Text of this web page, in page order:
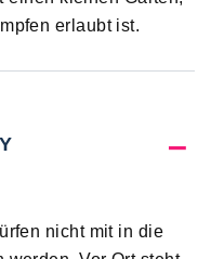
erlaubt ist.
nicht mit in die